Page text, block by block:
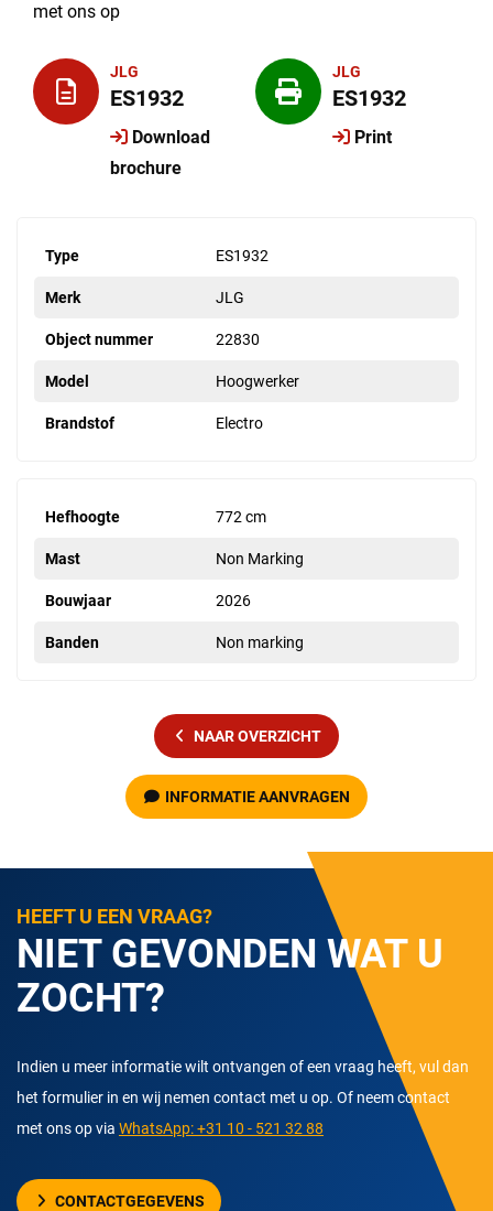
met ons op
JLG
ES1932
Download
brochure
JLG
ES1932
Print
Type ES1932
Merk JLG
Object nummer 22830
Model Hoogwerker
Brandstof Electro
Hefhoogte 772 cm
Mast Non Marking
Bouwjaar 2026
Banden Non marking
NAAR OVERZICHT
INFORMATIE AANVRAGEN
HEEFT U EEN VRAAG?
NIET GEVONDEN WAT U
ZOCHT?
Indien u meer informatie wilt ontvangen of een vraag heeft, vul dan
het formulier in en wij nemen contact met u op. Of neem contact
met ons op via WhatsApp: +31 10 - 521 32 88
CONTACTGEGEVENS